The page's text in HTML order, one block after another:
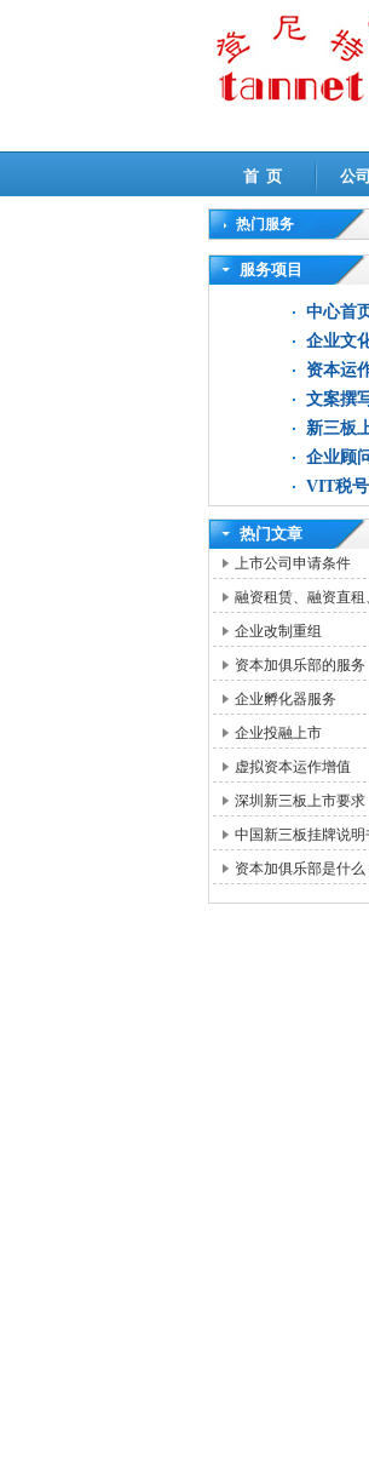
首 页 公
热门服务
高新技术企业认定
服务项目
中心首
企业文
资本运
文案撰
新三板
企业顾
VIT税
热门文章
上市公司申请条件
融资租赁、融资直
企业改制重组
资本加俱乐部的服务
企业孵化器服务
企业投融上市
虚拟资本运作增值
深圳新三板上市要求
中国新三板挂牌说明
资本加俱乐部是什么